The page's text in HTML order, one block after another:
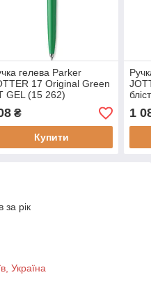
гелева Parker
17 Original Green
GEL (15 262)
₴
Купити
1
за рік
Україна